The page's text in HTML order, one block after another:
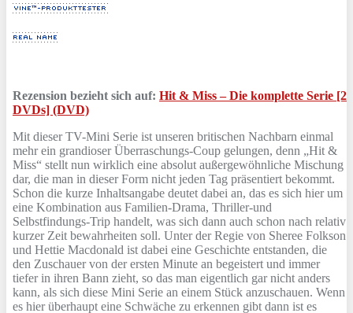
Rezension bezieht sich auf: Hit & Miss – Die komplette Serie [2
DVDs] (DVD)
Mit dieser TV-Mini Serie ist unseren britischen Nachbarn einmal
mehr ein grandioser Überraschungs-Coup gelungen, denn „Hit &
Miss“ stellt nun wirklich eine absolut außergewöhnliche Mischung
dar, die man in dieser Form nicht jeden Tag präsentiert bekommt.
Schon die kurze Inhaltsangabe deutet dabei an, das es sich hier um
eine Kombination aus Familien-Drama, Thriller-und
Selbstfindungs-Trip handelt, was sich dann auch schon nach relativ
kurzer Zeit bewahrheiten soll. Unter der Regie von Sheree Folkson
und Hettie Macdonald ist dabei eine Geschichte entstanden, die
den Zuschauer von der ersten Minute an begeistert und immer
tiefer in ihren Bann zieht, so das man eigentlich gar nicht anders
kann, als sich diese Mini Serie an einem Stück anzuschauen. Wenn
es hier überhaupt eine Schwäche zu erkennen gibt dann ist es